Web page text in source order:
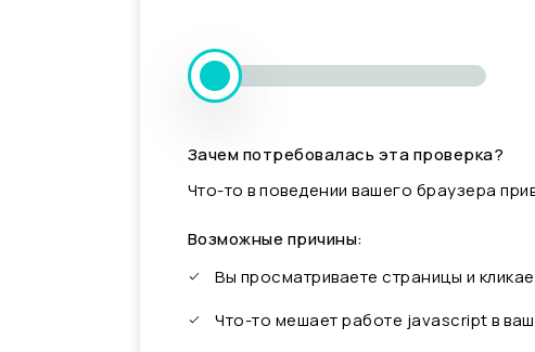
Зачем потребовалась эта проверка?
Что-то в поведении вашего браузера
Возможные причины:
Вы просматриваете страницы и
Что-то мешает работе javascript в